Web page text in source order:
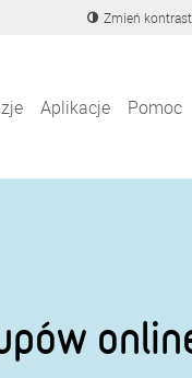
Zmień kontrast
Aplikacje Pomoc